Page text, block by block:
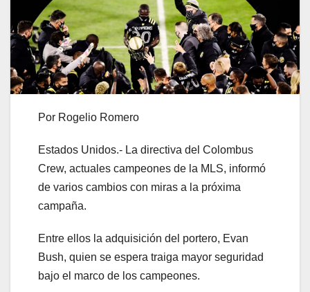
Por Rogelio Romero
Estados Unidos.- La directiva del Colombus
Crew, actuales campeones de la MLS, informó
de varios cambios con miras a la próxima
campaña.
Entre ellos la adquisición del portero, Evan
Bush, quien se espera traiga mayor seguridad
bajo el marco de los campeones.